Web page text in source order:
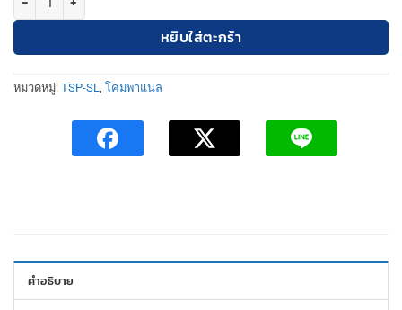
หยิบใส่ตะกร้า
หมวดหมู่: TSP-SL, โคมพาแนล
คำอธิบาย